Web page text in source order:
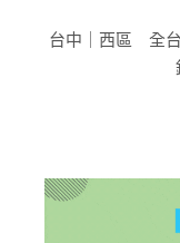
台中｜西區 全